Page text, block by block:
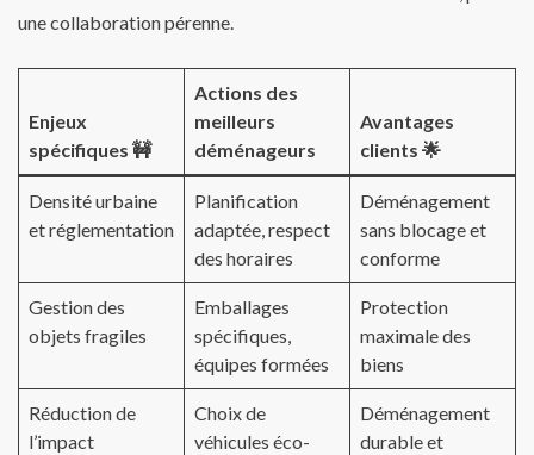
une collaboration pérenne.
Enjeux
spécifiques 🚧
Actions des
meilleurs
déménageurs
Avantages
clients 🌟
Densité urbaine
et réglementation
Planification
adaptée, respect
des horaires
Déménagement
sans blocage et
conforme
Gestion des
objets fragiles
Emballages
spécifiques,
équipes formées
Protection
maximale des
biens
Réduction de
l’impact
Choix de
véhicules éco-
Déménagement
durable et